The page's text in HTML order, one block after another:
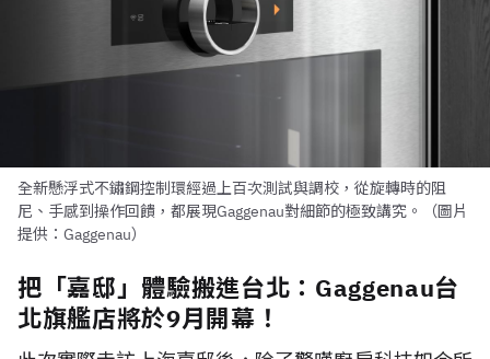
全新懸浮式不鏽鋼控制環經過上百次測試與調校，從旋轉時的阻
尼、手感到操作回饋，都展現Gaggenau對細節的極致講究。（圖片
提供：Gaggenau）
把「嘉邸」體驗搬進台北：Gaggenau台
北旗艦店將於9月開幕！